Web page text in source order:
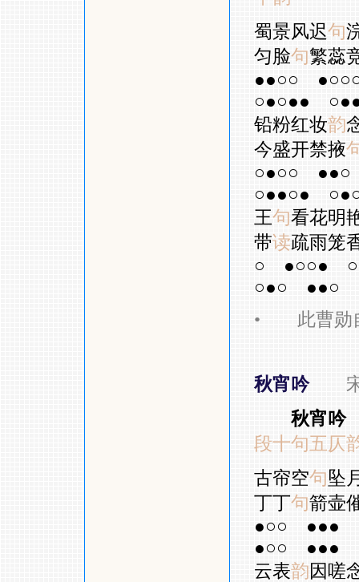
蜀景风迟句
匀脸句繁蕊
●●○○
○●○●●
铅粉红妆韵
今盛开禁掖
○●○○
●●○
○●●○●
王句看花明
带读疏雨笼
○
●○○●
○●○
●●○
• 此曹勋自
秋宵吟
秋宵吟
段十句五仄
古帘空句坠
丁丁句箭壶
●○○
●●●
●○○
●●●
云表韵因嗟